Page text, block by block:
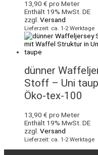
13,90 € pro Meter
Enthält 19% MwSt. DE
zzgl. Versand
Lieferzeit: ca. 1-2 Werktage
dünner
Stoff – Uni
Öko-tex-100
13,90 € pro Meter
Enthält 19% MwSt. DE
zzgl. Versand
Lieferzeit: ca. 1-2 Werktage